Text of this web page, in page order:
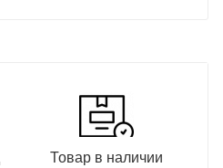
Товар в наличии